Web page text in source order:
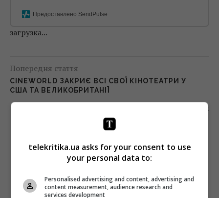
Предоставлено SendPulse
загрузка...
Попередня стаття
CINEWORLD ЗАКРИЄ ВСІ СВОЇ КІНОТЕАТРИ У
США ТА ВЕЛИКОБРИТАНІЇ
Наступна стаття
СЕРІАЛИ ЖОВТНЯ: «ЕМІЛІ В ПАРИЖІ»,
«ВІДІГРАТИ НАЗАД» І «ФЕРЗЕВИЙ ГАМБІТ»
telekritika.ua asks for your consent to use
your personal data to:
Personalised advertising and content, advertising and
content measurement, audience research and
services development